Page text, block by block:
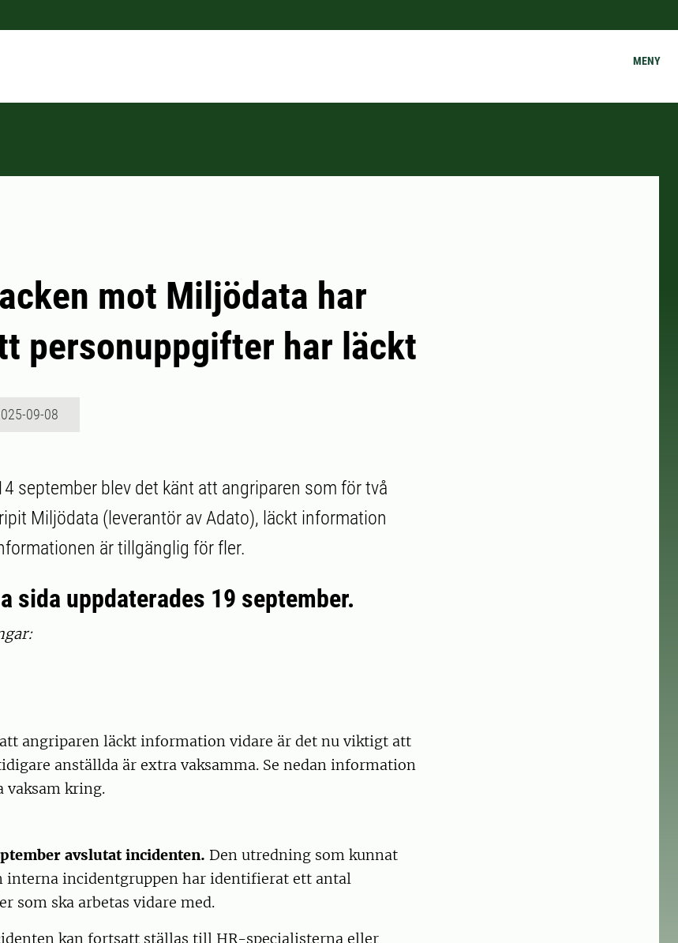
MENY
mot Miljödata har
personuppgifter har läckt
09-08
september blev det känt att angriparen som för två
Miljödata (leverantör av Adato), läckt information
är tillgänglig för fler.
sida uppdaterades 19 september.
angriparen läckt information vidare är det nu viktigt att
anställda är extra vaksamma. Se nedan information
vaksam kring.
avslutat incidenten. Den utredning som kunnat
interna incidentgruppen har identifierat ett antal
som ska arbetas vidare med.
kan fortsatt ställas till HR-specialisterna eller